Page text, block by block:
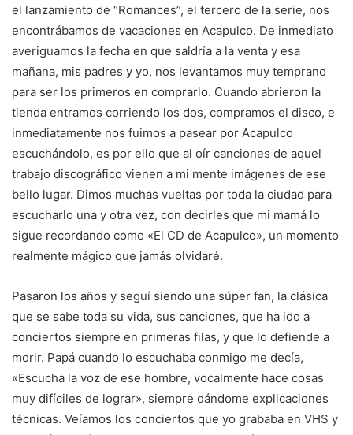
el lanzamiento de “Romances”, el tercero de la serie, nos
encontrábamos de vacaciones en Acapulco. De inmediato
averiguamos la fecha en que saldría a la venta y esa
mañana, mis padres y yo, nos levantamos muy temprano
para ser los primeros en comprarlo. Cuando abrieron la
tienda entramos corriendo los dos, compramos el disco, e
inmediatamente nos fuimos a pasear por Acapulco
escuchándolo, es por ello que al oír canciones de aquel
trabajo discográfico vienen a mi mente imágenes de ese
bello lugar. Dimos muchas vueltas por toda la ciudad para
escucharlo una y otra vez, con decirles que mi mamá lo
sigue recordando como «El CD de Acapulco», un momento
realmente mágico que jamás olvidaré.
Pasaron los años y seguí siendo una súper fan, la clásica
que se sabe toda su vida, sus canciones, que ha ido a
conciertos siempre en primeras filas, y que lo defiende a
morir. Papá cuando lo escuchaba conmigo me decía,
«Escucha la voz de ese hombre, vocalmente hace cosas
muy difíciles de lograr», siempre dándome explicaciones
técnicas. Veíamos los conciertos que yo grababa en VHS y